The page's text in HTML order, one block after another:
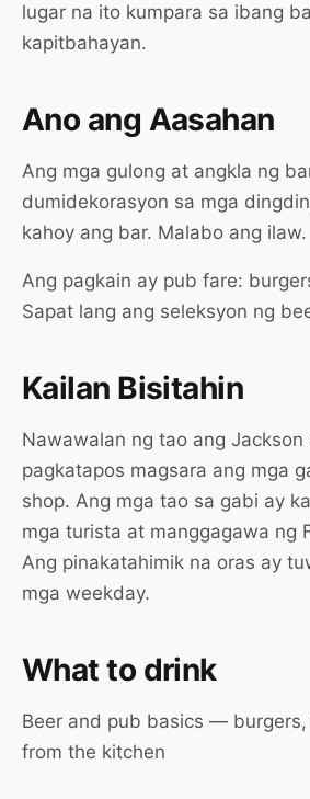
lugar na ito kumpara sa ibang
kapitbahayan.
Ano ang Aasahan
Ang mga gulong at angkla ng
dumidekorasyon sa mga
kahoy ang bar. Malabo ang ilaw.
Ang pagkain ay pub fare:
Sapat lang ang seleksyon ng
Kailan Bisitahin
Nawawalan ng tao ang Jackson
pagkatapos magsara ang mga
shop. Ang mga tao sa gabi ay
mga turista at manggagawa ng
Ang pinakatahimik na oras ay
mga weekday.
What to drink
Beer and pub basics —
from the kitchen